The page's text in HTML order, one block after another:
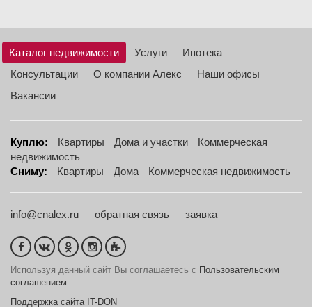
Каталог недвижимости Услуги
Ипотека
Консультации
О компании Алекс
Наши офисы
Вакансии
Куплю: Квартиры Дома и участки
Коммерческая
недвижимость
Сниму:
Квартиры Дома Коммерческая недвижимость
info@cnalex.ru — обратная связь — заявка
Используя данный сайт Вы соглашаетесь с Пользовательским
соглашением.
Поддержка сайта IT-DON